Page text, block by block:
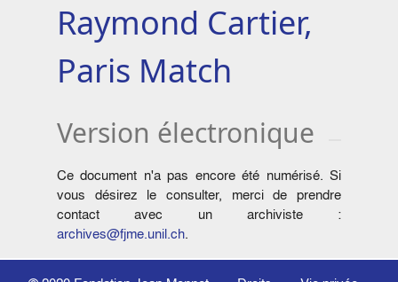
Raymond Cartier,
Paris Match
Version électronique
Ce document n'a pas encore été numérisé. Si
vous désirez le consulter, merci de prendre
contact avec un archiviste :
archives@fjme.unil.ch.